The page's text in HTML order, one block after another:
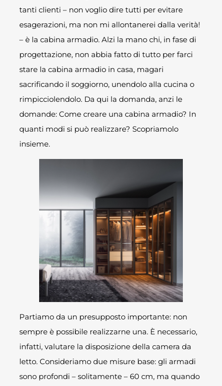
tanti clienti – non voglio dire tutti per evitare
esagerazioni, ma non mi allontanerei dalla verità!
– è la cabina armadio. Alzi la mano chi, in fase di
progettazione, non abbia fatto di tutto per farci
stare la cabina armadio in casa, magari
sacrificando il soggiorno, unendolo alla cucina o
rimpicciolendolo. Da qui la domanda, anzi le
domande: Come creare una cabina armadio? In
quanti modi si può realizzare? Scopriamolo
insieme.
Partiamo da un presupposto importante: non
sempre è possibile realizzarne una. È necessario,
infatti, valutare la disposizione della camera da
letto. Consideriamo due misure base: gli armadi
sono profondi – solitamente – 60 cm, ma quando